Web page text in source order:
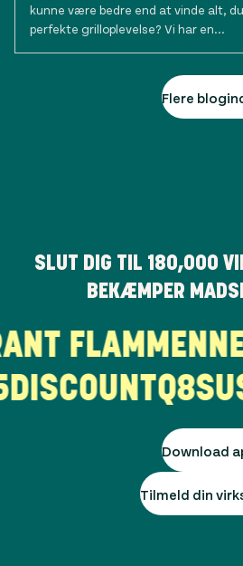
kunne være bedre end at vinde alt,
perfekte grilloplevelse? Vi har en...
Flere
SLUT DIG TIL 180,000
BEKÆMPER
FLAMMEN
Q8
Download
Tilmeld din